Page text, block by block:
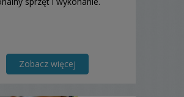
Zobacz więcej